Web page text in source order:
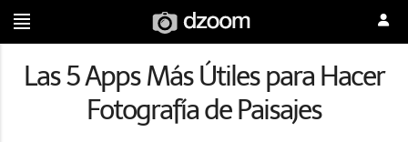
Las 5 Apps Más Útiles para Hacer
Fotografía de Paisajes